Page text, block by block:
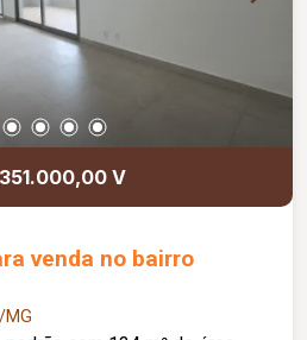
V
venda no bairro
MG